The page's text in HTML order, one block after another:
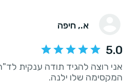
א., חיפה
5.0
אני רוצה להגיד תודה ענקית